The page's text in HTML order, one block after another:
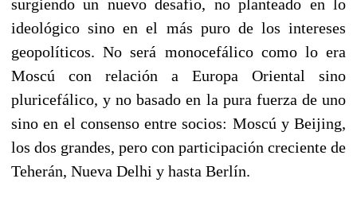
surgiendo un nuevo desafío, no planteado en lo
ideológico sino en el más puro de los intereses
geopolíticos. No será monocefálico como lo era
Moscú con relación a Europa Oriental sino
pluricefálico, y no basado en la pura fuerza de uno
sino en el consenso entre socios: Moscú y Beijing,
los dos grandes, pero con participación creciente de
Teherán, Nueva Delhi y hasta Berlín.